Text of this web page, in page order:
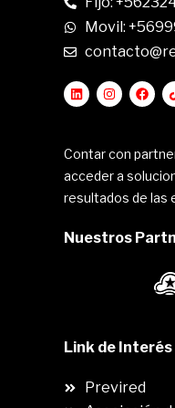
Movil:
Contar con
acceder a
resultados de las
Nuestros
Link de Interés
Previred